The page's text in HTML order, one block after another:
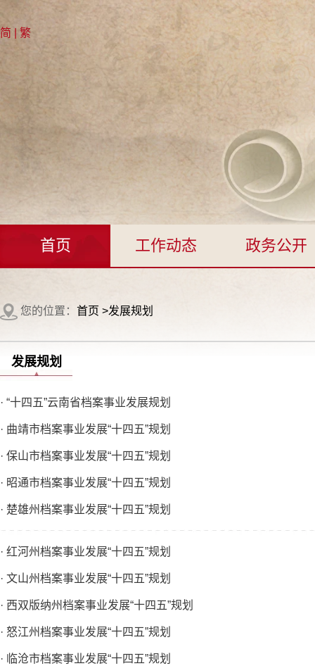
简 |繁
首页 工作动态 政务公开
您的位置： 首页 >发展规划
发展规划
· “十四五”云南省档案事业发展规划
· 曲靖市档案事业发展“十四五”规划
· 保山市档案事业发展“十四五”规划
· 昭通市档案事业发展“十四五”规划
· 楚雄州档案事业发展“十四五”规划
· 红河州档案事业发展“十四五”规划
· 文山州档案事业发展“十四五”规划
· 西双版纳州档案事业发展“十四五”规划
· 怒江州档案事业发展“十四五”规划
· 临沧市档案事业发展“十四五”规划